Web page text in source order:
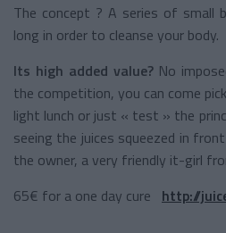
The concept ? A series of
long in order to cleanse your body.
Its high added value?No
the competition, you can come
light lunch or just « test » the
seeing the juices squeezed in
the owner, a very friendly it-girl
65€ for a one day cure http://